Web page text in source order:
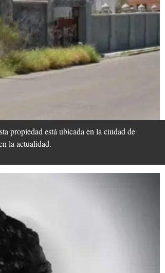
propiedad está ubicada en la ciudad de
la actualidad.